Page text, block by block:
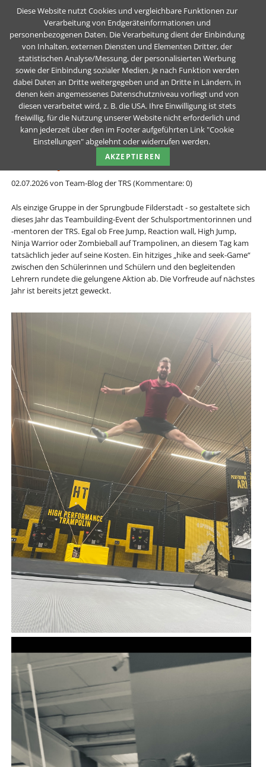
Hauptevent Schulsportmentorinnen /
Schulsportmentoren
Teck-Realschule Kirchheim unter Teck Unser Schul-Blog News Details
Hauptevent
Schulsportmentorinnen /
Schulsportmentoren
02.07.2026von Team-Blog der TRS (Kommentare: 0)
Als einzige Gruppe in der Sprungbude Filderstadt - so gestaltete sich
dieses Jahr das Teambuilding-Event der Schulsportmentorinnen und
-mentoren der TRS. Egal ob Free Jump, Reaction wall, High Jump,
Ninja Warrior oder Zombieball auf Trampolinen, an diesem Tag kam
tatsächlich jeder auf seine Kosten. Ein hitziges „hike and seek-Game“
zwischen den Schülerinnen und Schülern und den begleitenden
Lehrern rundete die gelungene Aktion ab. Die Vorfreude auf nächstes
Jahr ist bereits jetzt geweckt.
Diese Website nutzt Cookies und vergleichbare Funktionen zur
Verarbeitung von Endgeräteinformationen und
personenbezogenen Daten. Die Verarbeitung dient der Einbindung
von Inhalten, externen Diensten und Elementen Dritter, der
statistischen Analyse/Messung, der personalisierten Werbung
sowie der Einbindung sozialer Medien. Je nach Funktion werden
dabei Daten an Dritte weitergegeben und an Dritte in Ländern, in
denen kein angemessenes Datenschutzniveau vorliegt und von
diesen verarbeitet wird, z. B. die USA. Ihre Einwilligung ist stets
freiwillig, für die Nutzung unserer Website nicht erforderlich und
kann jederzeit über den im Footer aufgeführten Link "Cookie
Einstellungen" abgelehnt oder widerrufen werden.
AKZEPTIEREN